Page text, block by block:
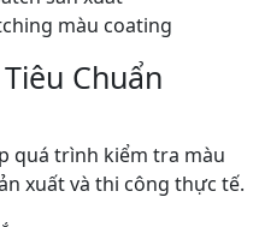
màu coating
Chuẩn
quá trình kiểm tra màu
xuất và thi công thực tế.